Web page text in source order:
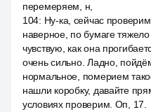
перемеряем, н,
104: Ну-ка, сейчас
наверное, по бумаге
чувствую, как она
очень сильно. Ладно,
нормальное, померием
нашли коробку, давайте
условиях проверим. Оп, 17.